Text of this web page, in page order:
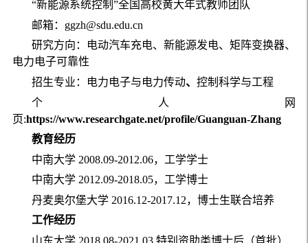
“新能源系统控制”全国高校黄大年式教师团队
邮箱：ggzh@sdu.edu.cn
研究方向：电动汽车充电、新能源发电、矩阵变换器、
电力电子可靠性
招生专业：电力电子与电力传动、 控制科学与工程
个人网
页:https://www.researchgate.net/profile/Guanguan-Zhang
教育经历
中南大学 2008.09-2012.06，工学学士
中南大学 2012.09-2018.05，工学博士
丹麦奥尔堡大学 2016.12-2017.12，博士生联合培养
工作经历
山东大学 2018.08-2021.03 特别资助类博士后（首批）